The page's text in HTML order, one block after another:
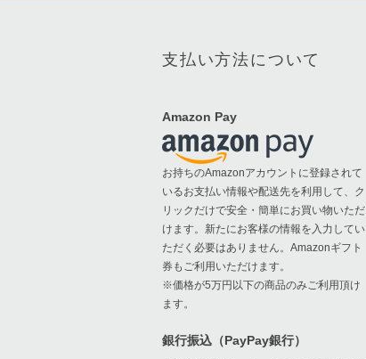
支払い方法について
Amazon Pay
お持ちのAmazonアカウントに登録されて
いるお支払い情報や配送先を利用して、ク
リックだけで安全・簡単にお買い物いただ
けます。新たにお客様の情報を入力してい
ただく必要はありません。Amazonギフト
券もご利用いただけます。
※価格が5万円以下の商品のみご利用頂け
ます。
銀行振込（PayPay銀行）